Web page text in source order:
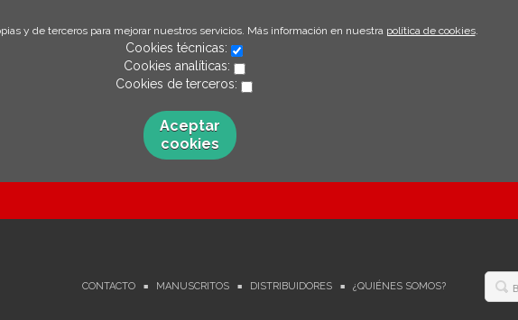
y de terceros para mejorar nuestros servicios. Más información en nuestra política de cookies.
Cookies técnicas:
Cookies analíticas:
Cookies de terceros:
Aceptar
cookies
CONTACTO MANUSCRITOS DISTRIBUIDORES ¿QUIÉNES SOMOS?